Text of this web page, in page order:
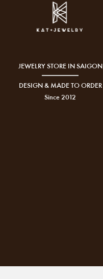
JEWELRY STORE IN SAIGON
DESIGN & MADE TO ORDER
Since 2012